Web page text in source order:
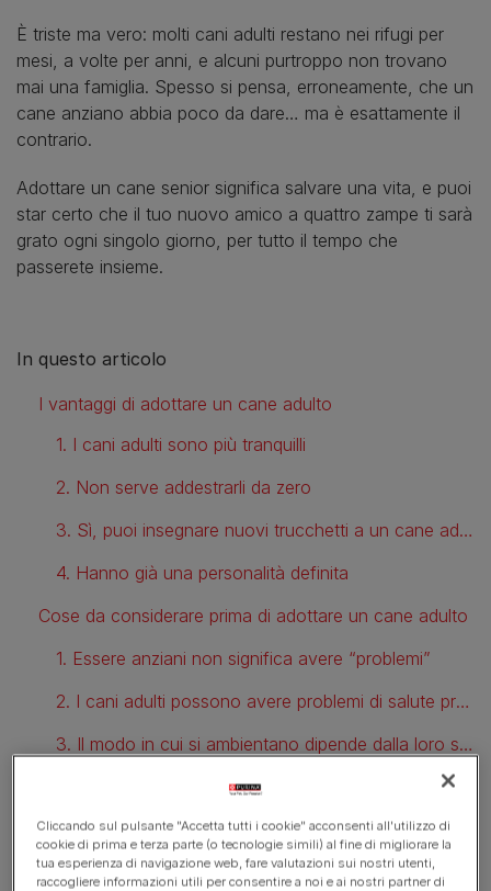
È triste ma vero: molti cani adulti restano nei rifugi per
mesi, a volte per anni, e alcuni purtroppo non trovano
mai una famiglia. Spesso si pensa, erroneamente, che un
cane anziano abbia poco da dare… ma è esattamente il
contrario.
Adottare un cane senior significa salvare una vita, e puoi
star certo che il tuo nuovo amico a quattro zampe ti sarà
grato ogni singolo giorno, per tutto il tempo che
passerete insieme.
In questo articolo
I vantaggi di adottare un cane adulto
1. I cani adulti sono più tranquilli
2. Non serve addestrarli da zero
3. Sì, puoi insegnare nuovi trucchetti a un cane adulto
4. Hanno già una personalità definita
Cose da considerare prima di adottare un cane adulto
1. Essere anziani non significa avere “problemi”
2. I cani adulti possono avere problemi di salute preesistenti
3. Il modo in cui si ambientano dipende dalla loro storia
Scopri come adottare un cane adulto
Dove trovare cani adulti da adottare?
Cliccando sul pulsante "Accetta tutti i cookie" acconsenti all'utilizzo di
cookie di prima e terza parte (o tecnologie simili) al fine di migliorare la
tua esperienza di navigazione web, fare valutazioni sui nostri utenti,
raccogliere informazioni utili per consentire a noi e ai nostri partner di